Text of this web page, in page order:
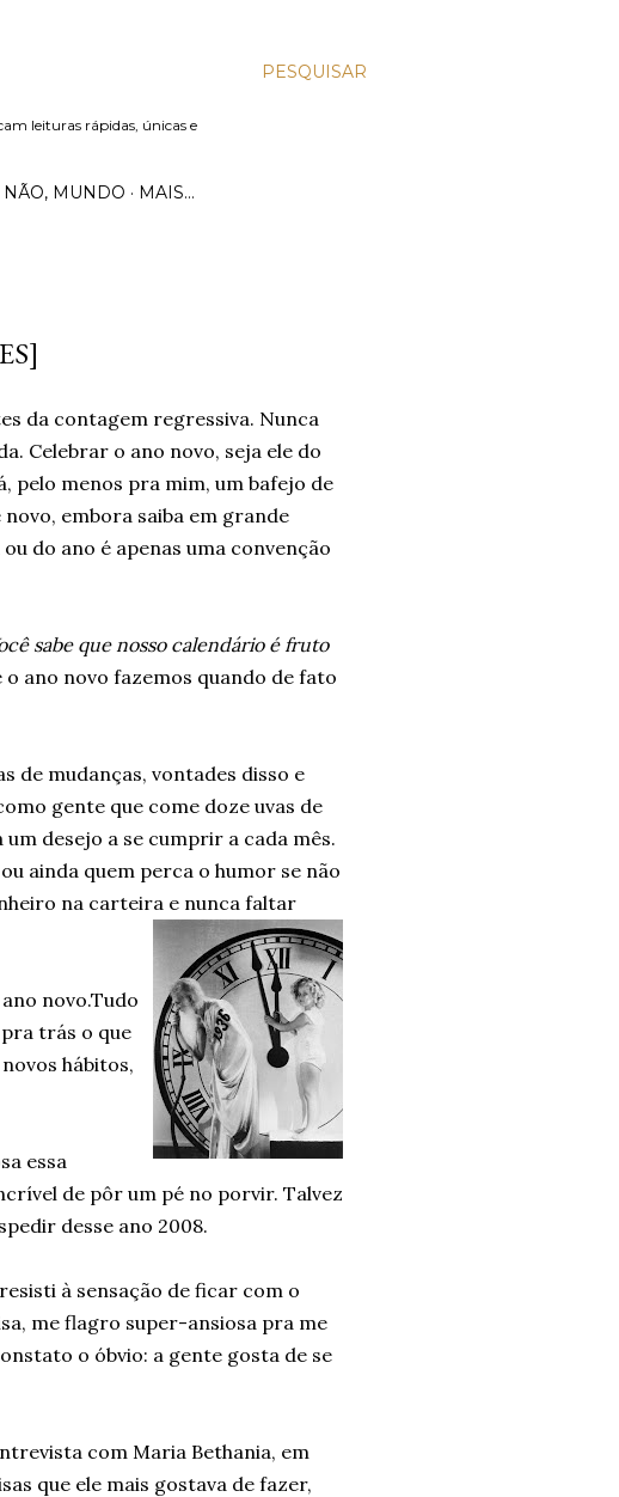
PESQUISAR
leituras rápidas, únicas e
NÃO, MUNDO MAIS…
da contagem regressiva. Nunca
Celebrar o ano novo, seja ele do
pelo menos pra mim, um bafejo de
embora saiba em grande
do ano é apenas uma convenção
sabe que nosso calendário é fruto
ano novo fazemos quando de fato
de mudanças, vontades disso e
gente que come doze uvas de
desejo a se cumprir a cada mês.
ainda quem perca o humor se não
na carteira e nunca faltar
novo.Tudo
trás o que
hábitos,
essa
de pôr um pé no porvir. Talvez
desse ano 2008.
à sensação de ficar com o
me flagro super-ansiosa pra me
o óbvio: a gente gosta de se
com Maria Bethania, em
que ele mais gostava de fazer,